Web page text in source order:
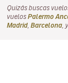
Quizás buscas
vuelos Palermo
Madrid Barcelona , y